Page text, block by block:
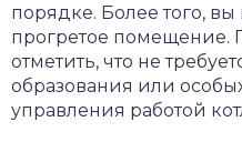
порядке. Более того,
прогретое помещение.
отметить, что не
образования или
управления работой